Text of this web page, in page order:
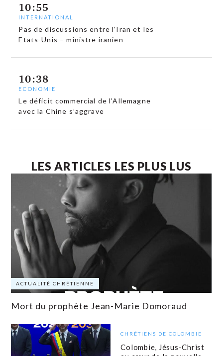
10:55
INTERNATIONAL
Pas de discussions entre l’Iran et les
Etats-Unis – ministre iranien
10:38
ECONOMIE
Le déficit commercial de l’Allemagne
avec la Chine s’aggrave
LES ARTICLES LES PLUS LUS
ACTUALITÉ CHRÉTIENNE
Mort du prophète Jean-Marie Domoraud
CHRÉTIENS DE COLOMBIE
Colombie, Jésus-Christ